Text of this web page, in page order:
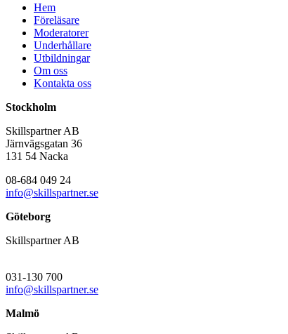
Hem
Föreläsare
Moderatorer
Underhållare
Utbildningar
Om oss
Kontakta oss
Stockholm
Skillspartner AB
Järnvägsgatan 36
131 54 Nacka
08-684 049 24
info@skillspartner.se
Göteborg
Skillspartner AB
031-130 700
info@skillspartner.se
Malmö